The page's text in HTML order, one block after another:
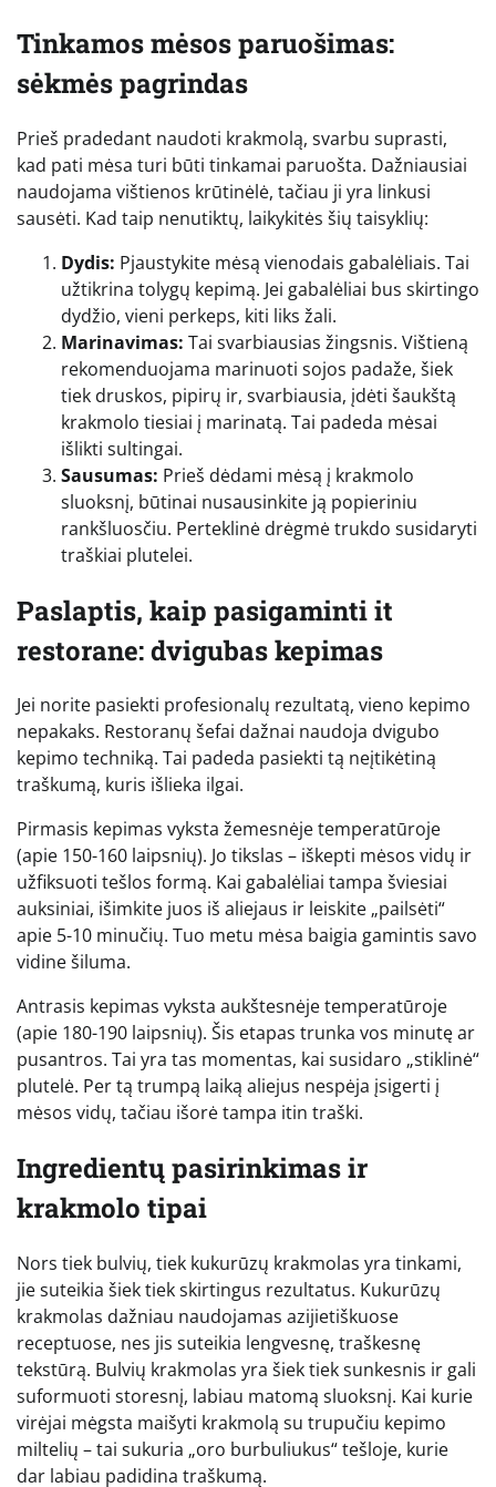
Tinkamos mėsos paruošimas:
sėkmės pagrindas
Prieš pradedant naudoti krakmolą, svarbu suprasti,
kad pati mėsa turi būti tinkamai paruošta. Dažniausiai
naudojama vištienos krūtinėlė, tačiau ji yra linkusi
sausėti. Kad taip nenutiktų, laikykitės šių taisyklių:
Dydis: Pjaustykite mėsą vienodais gabalėliais. Tai
užtikrina tolygų kepimą. Jei gabalėliai bus skirtingo
dydžio, vieni perkeps, kiti liks žali.
Marinavimas: Tai svarbiausias žingsnis. Vištieną
rekomenduojama marinuoti sojos padaže, šiek
tiek druskos, pipirų ir, svarbiausia, įdėti šaukštą
krakmolo tiesiai į marinatą. Tai padeda mėsai
išlikti sultingai.
Sausumas: Prieš dėdami mėsą į krakmolo
sluoksnį, būtinai nusausinkite ją popieriniu
rankšluosčiu. Perteklinė drėgmė trukdo susidaryti
traškiai plutelei.
Paslaptis, kaip pasigaminti it
restorane: dvigubas kepimas
Jei norite pasiekti profesionalų rezultatą, vieno kepimo
nepakaks. Restoranų šefai dažnai naudoja dvigubo
kepimo techniką. Tai padeda pasiekti tą neįtikėtiną
traškumą, kuris išlieka ilgai.
Pirmasis kepimas vyksta žemesnėje temperatūroje
(apie 150-160 laipsnių). Jo tikslas – iškepti mėsos vidų ir
užfiksuoti tešlos formą. Kai gabalėliai tampa šviesiai
auksiniai, išimkite juos iš aliejaus ir leiskite „pailsėti“
apie 5-10 minučių. Tuo metu mėsa baigia gamintis savo
vidine šiluma.
Antrasis kepimas vyksta aukštesnėje temperatūroje
(apie 180-190 laipsnių). Šis etapas trunka vos minutę ar
pusantros. Tai yra tas momentas, kai susidaro „stiklinė“
plutelė. Per tą trumpą laiką aliejus nespėja įsigerti į
mėsos vidų, tačiau išorė tampa itin traški.
Ingredientų pasirinkimas ir
krakmolo tipai
Nors tiek bulvių, tiek kukurūzų krakmolas yra tinkami,
jie suteikia šiek tiek skirtingus rezultatus. Kukurūzų
krakmolas dažniau naudojamas azijietiškuose
receptuose, nes jis suteikia lengvesnę, traškesnę
tekstūrą. Bulvių krakmolas yra šiek tiek sunkesnis ir gali
suformuoti storesnį, labiau matomą sluoksnį. Kai kurie
virėjai mėgsta maišyti krakmolą su trupučiu kepimo
miltelių – tai sukuria „oro burbuliukus“ tešloje, kurie
dar labiau padidina traškumą.